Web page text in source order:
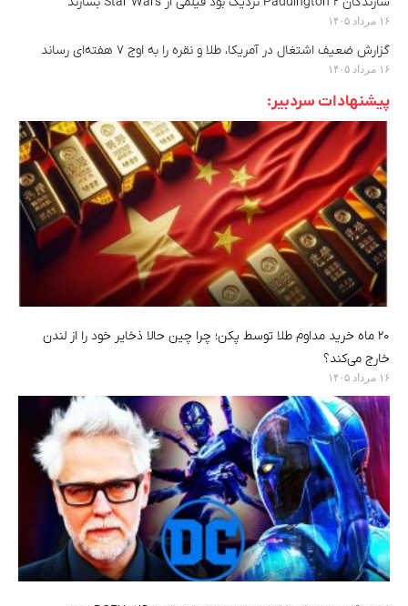
۱۶ مرداد ۱۴۰۵
گزارش ضعیف اشتغال در آمریکا، طلا و نقره را به اوج ۷ هفته‌ای رساند
۱۶ مرداد ۱۴۰۵
پیشنهادات سردبیر:
۲۰ ماه خرید مداوم طلا توسط پکن؛ چرا چین حالا ذخایر خود را از لندن
خارج می‌کند؟
۱۶ مرداد ۱۴۰۵